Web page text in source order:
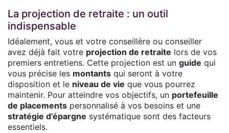
La projection de retraite : un outil
indispensable
Idéalement, vous et votre conseillère ou conseiller
avez déjà fait votre projection de retraite lors de vos
premiers entretiens. Cette projection est un guide qui
vous précise les montants qui seront à votre
disposition et le niveau de vie que vous pourrez
maintenir. Pour atteindre vos objectifs, un portefeuille
de placements personnalisé à vos besoins et une
stratégie d’épargne systématique sont des facteurs
essentiels.